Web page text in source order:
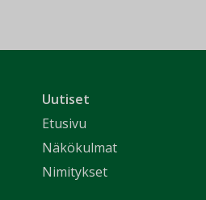
Uutiset
Etusivu
Näkökulmat
Nimitykset